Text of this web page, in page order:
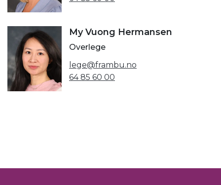
My Vuong Hermansen
Overlege
lege@frambu.no
64 85 60 00